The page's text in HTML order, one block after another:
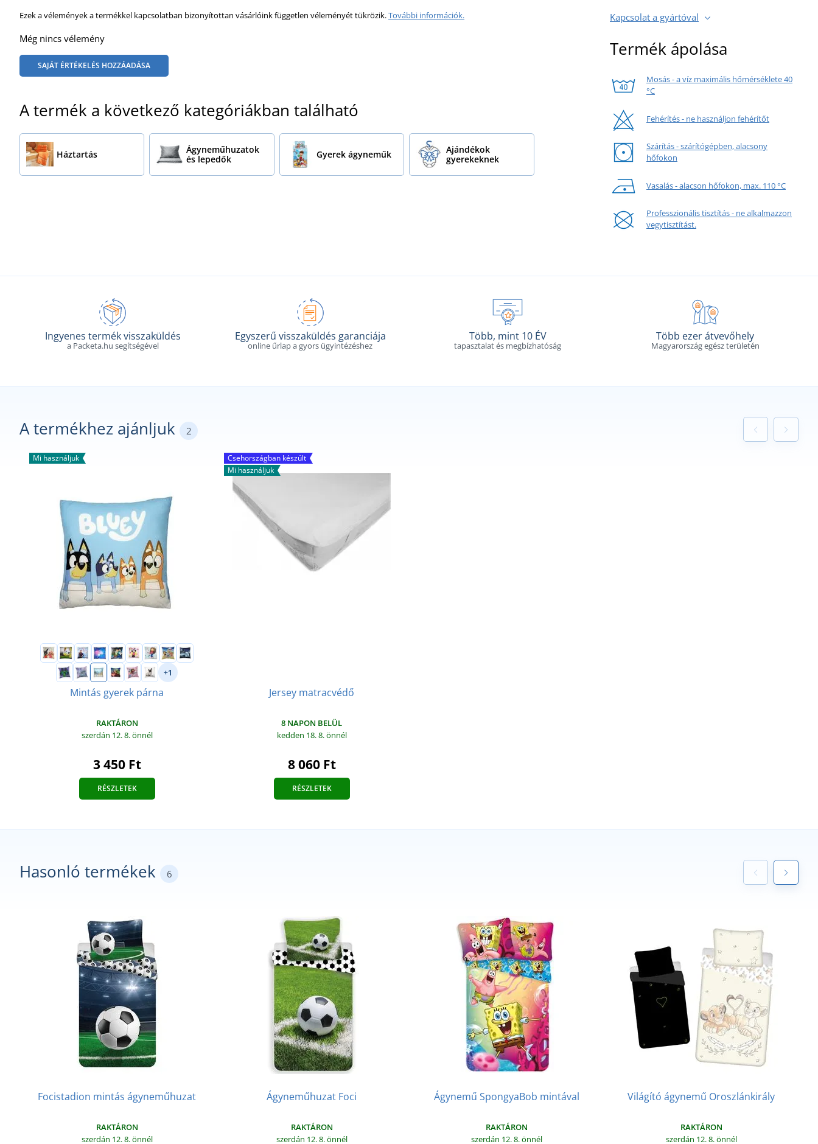
Ezek a vélemények a termékkel kapcsolatban bizonyítottan vásárlóink független véleményét tükrözik.További információk.
Még nincs vélemény
SAJÁT ÉRTÉKELÉS HOZZÁADÁSA
A termék a következő kategóriákban található
Háztartás
Ágyneműhuzatok
és lepedők
Gyerek ágyneműk
Ajándékok
gyerekeknek
Kapcsolat a gyártóval
Termék ápolása
Mosás - a víz maximális hőmérséklete 40
°C
Fehérítés - ne használjon fehérítőt
Szárítás - szárítógépben, alacsony
hőfokon
Vasalás - alacson hőfokon, max. 110 °C
Professzionális tisztítás - ne alkalmazzon
vegytisztítást.
Ingyenes termék visszaküldés
a Packeta.hu segítségével
Egyszerű visszaküldés garanciája
online űrlap a gyors ügyintézéshez
Több, mint 10 ÉV
tapasztalat és megbízhatóság
Több ezer átvevőhely
Magyarország egész területén
A termékhez ajánljuk 2
Mi használjuk
+1
Mintás gyerek párna
RAKTÁRON
szerdán 12. 8.önnél
3 450 Ft
RÉSZLETEK
Csehországban készült
Mi használjuk
Jersey matracvédő
8 NAPON BELÜL
kedden 18. 8.önnél
8 060 Ft
RÉSZLETEK
Hasonló termékek 6
Focistadion mintás ágyneműhuzat
RAKTÁRON
szerdán 12. 8.önnél
Ágyneműhuzat Foci
RAKTÁRON
szerdán 12. 8.önnél
Ágynemű SpongyaBob mintával
RAKTÁRON
szerdán 12. 8.önnél
Világító ágynemű Oroszlánkirály
RAKTÁRON
szerdán 12. 8.önnél